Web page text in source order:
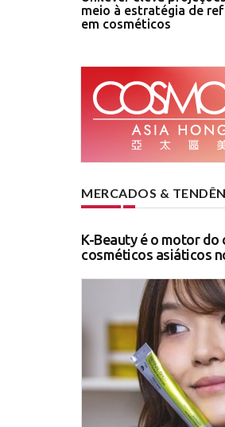
meio à estratégia de
em cosméticos
MERCADOS &
K-Beauty é o motor
cosméticos asiáticos